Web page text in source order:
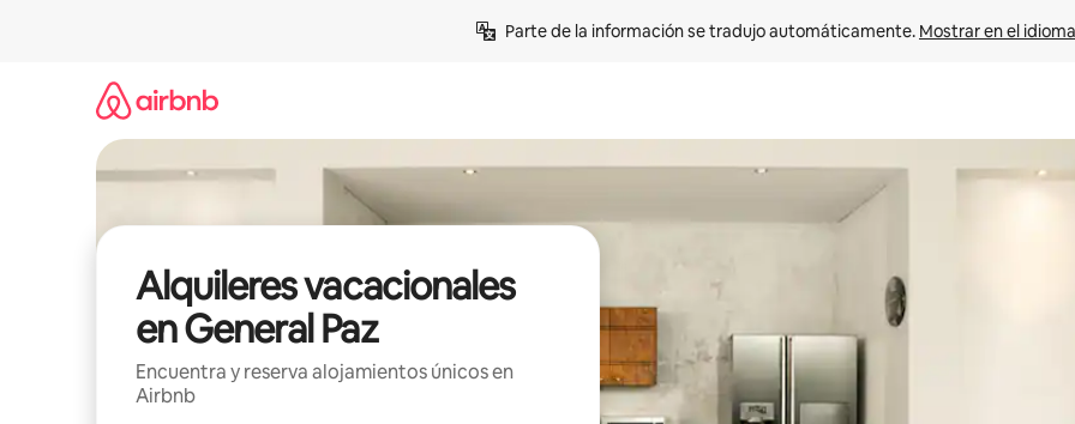
Parte de la información se tradujo automáticamente. Mostrar en el
Alquileres vacacionales
en General Paz
Encuentra y reserva alojamientos únicos en
Airbnb